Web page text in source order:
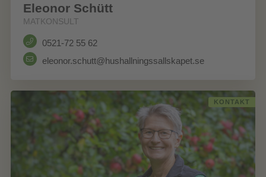
Eleonor Schütt
MATKONSULT
0521-72 55 62
eleonor.schutt@hushallningssallskapet.se
KONTAKT